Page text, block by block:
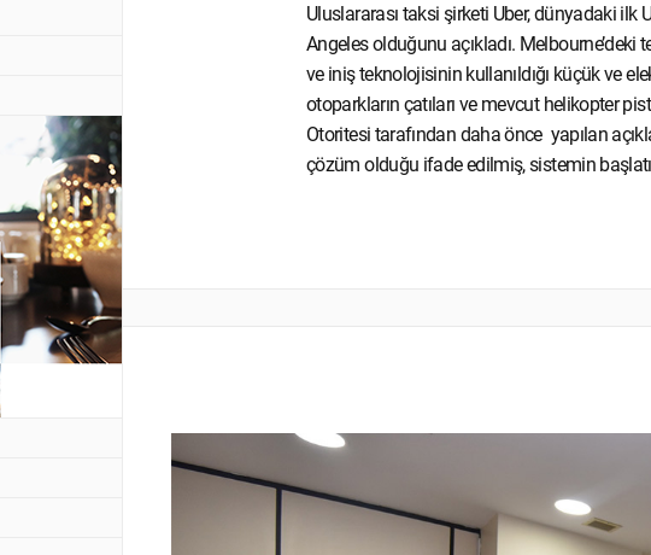
Uluslararası taksi şirketi Uber, dünyadaki
Angeles olduğunu açıkladı. Melbourne’deki
ve iniş teknolojisinin kullanıldığı küçük ve
otoparkların çatıları ve mevcut helikopter
Otoritesi tarafından daha önce yapılan
çözüm olduğu ifade edilmiş, sistemin